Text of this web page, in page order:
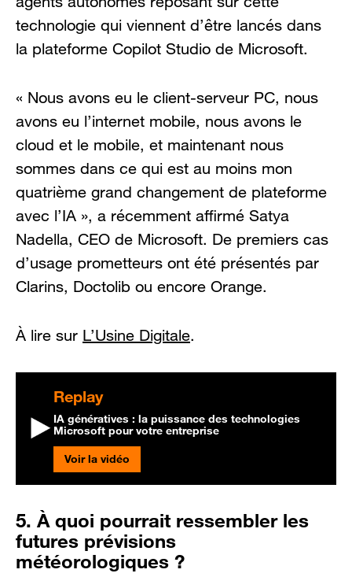
technologie qui viennent d’être lancés dans
la plateforme Copilot Studio de Microsoft.
« Nous avons eu le client-serveur PC, nous
avons eu l’internet mobile, nous avons le
cloud et le mobile, et maintenant nous
sommes dans ce qui est au moins mon
quatrième grand changement de plateforme
avec l’IA », a récemment affirmé Satya
Nadella, CEO de Microsoft. De premiers cas
d’usage prometteurs ont été présentés par
Clarins, Doctolib ou encore Orange.
À lire sur L’Usine Digitale.
Replay
IA génératives : la puissance des technologies
Microsoft pour votre entreprise
Voir la vidéo
5. À quoi pourrait ressembler les
futures prévisions
météorologiques ?